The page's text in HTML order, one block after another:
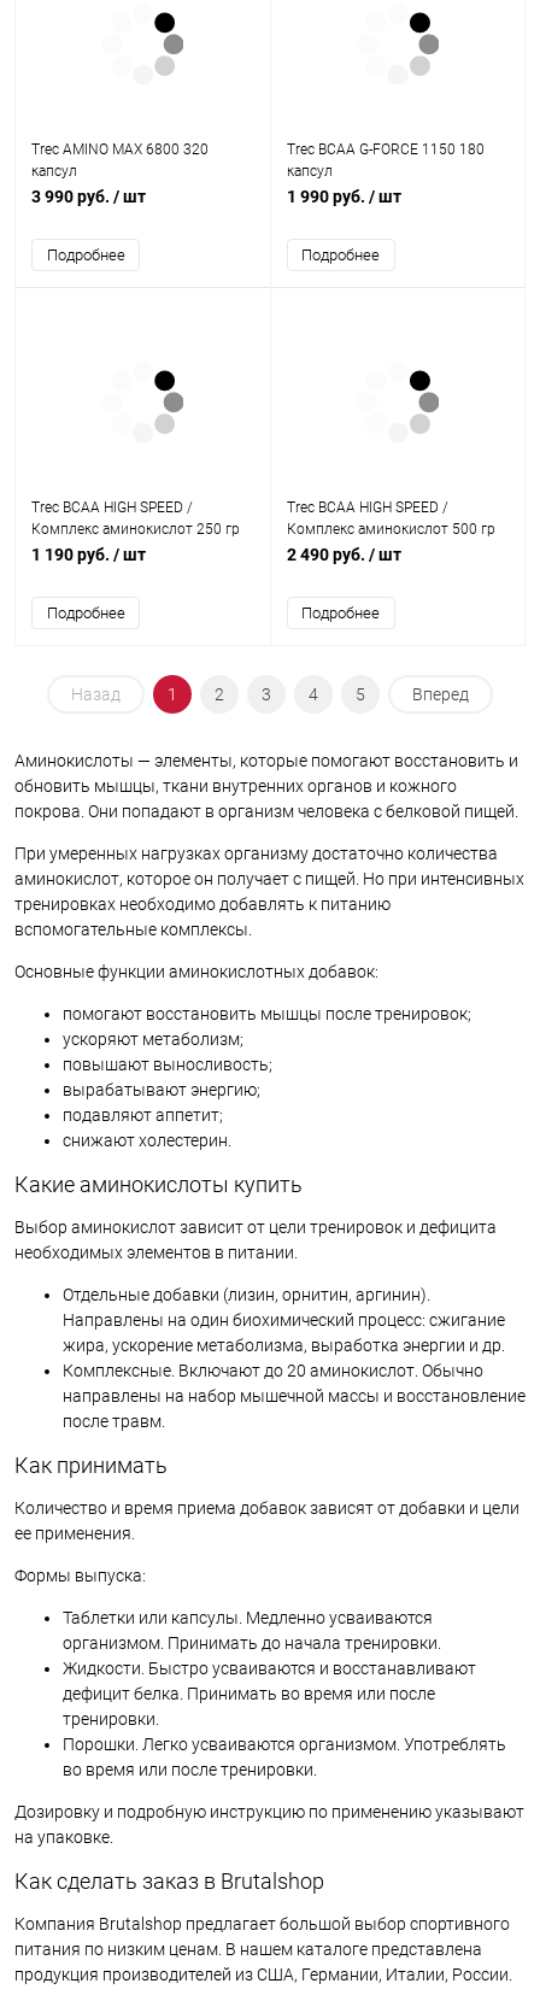
Trec AMINO MAX 6800 320
капсул
3 990 руб. / шт
Подробнее
Trec BCAA G-FORCE 1150 180
капсул
1 990 руб. / шт
Подробнее
Trec BCAA HIGH SPEED /
Комплекс аминокислот 250 гр
1 190 руб. / шт
Подробнее
Trec BCAA HIGH SPEED /
Комплекс аминокислот 500 гр
2 490 руб. / шт
Подробнее
Назад 1 2 3 4 5 Вперед
Аминокислоты — элементы, которые помогают восстановить и
обновить мышцы, ткани внутренних органов и кожного
покрова. Они попадают в организм человека с белковой пищей.
При умеренных нагрузках организму достаточно количества
аминокислот, которое он получает с пищей. Но при интенсивных
тренировках необходимо добавлять к питанию
вспомогательные комплексы.
Основные функции аминокислотных добавок:
помогают восстановить мышцы после тренировок;
ускоряют метаболизм;
повышают выносливость;
вырабатывают энергию;
подавляют аппетит;
снижают холестерин.
Какие аминокислоты купить
Выбор аминокислот зависит от цели тренировок и дефицита
необходимых элементов в питании.
Отдельные добавки (лизин, орнитин, аргинин).
Направлены на один биохимический процесс: сжигание
жира, ускорение метаболизма, выработка энергии и др.
Комплексные. Включают до 20 аминокислот. Обычно
направлены на набор мышечной массы и восстановление
после травм.
Как принимать
Количество и время приема добавок зависят от добавки и цели
ее применения.
Формы выпуска:
Таблетки или капсулы. Медленно усваиваются
организмом. Принимать до начала тренировки.
Жидкости. Быстро усваиваются и восстанавливают
дефицит белка. Принимать во время или после
тренировки.
Порошки. Легко усваиваются организмом. Употреблять
во время или после тренировки.
Дозировку и подробную инструкцию по применению указывают
на упаковке.
Как сделать заказ в Brutalshop
Компания Brutalshop предлагает большой выбор спортивного
питания по низким ценам. В нашем каталоге представлена
продукция производителей из США, Германии, Италии, России.